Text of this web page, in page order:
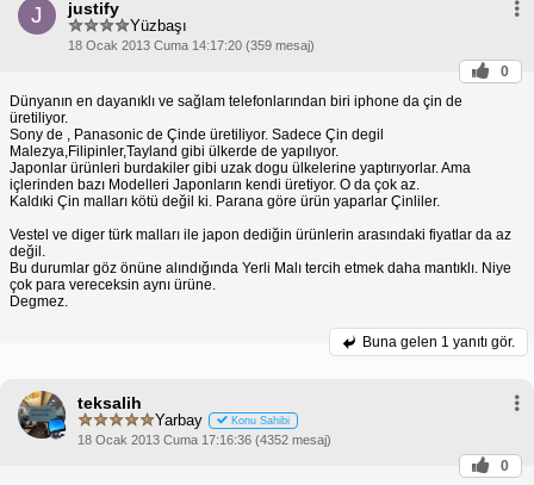
J justify
Yüzbaşı
18 Ocak 2013 Cuma 14:17:20 (359 mesaj)
0
Dünyanın en dayanıklı ve sağlam telefonlarından biri iphone da çin de
üretiliyor.
Sony de , Panasonic de Çinde üretiliyor. Sadece Çin degil
Malezya,Filipinler,Tayland gibi ülkerde de yapılıyor.
Japonlar ürünleri burdakiler gibi uzak dogu ülkelerine yaptırıyorlar. Ama
içlerinden bazı Modelleri Japonların kendi üretiyor. O da çok az.
Kaldıki Çin malları kötü değil ki. Parana göre ürün yaparlar Çinliler.
Vestel ve diger türk malları ile japon dediğin ürünlerin arasındaki fiyatlar da az
değil.
Bu durumlar göz önüne alındığında Yerli Malı tercih etmek daha mantıklı. Niye
çok para vereceksin aynı ürüne.
Degmez.
Buna gelen 1 yanıtı gör.
teksalih
Yarbay Konu Sahibi
18 Ocak 2013 Cuma 17:16:36 (4352 mesaj)
0